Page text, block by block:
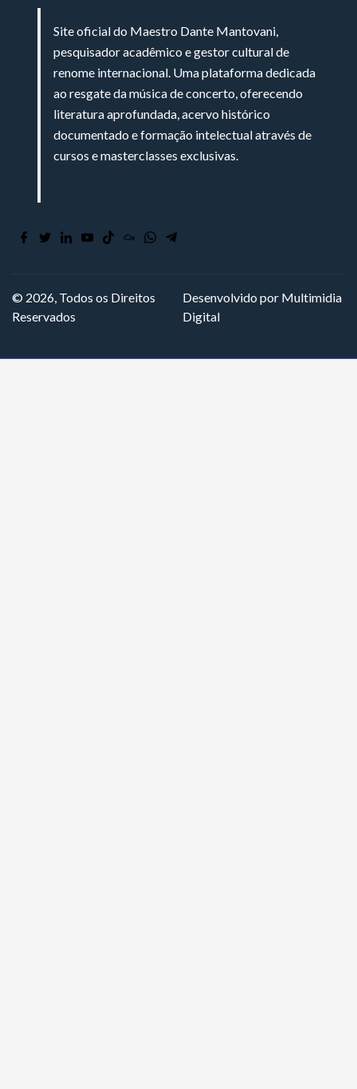
Site oficial do Maestro Dante Mantovani,
pesquisador acadêmico e gestor cultural de
renome internacional. Uma plataforma dedicada
ao resgate da música de concerto, oferecendo
literatura aprofundada, acervo histórico
documentado e formação intelectual através de
cursos e masterclasses exclusivas.
© 2026, Todos os Direitos
Reservados
Desenvolvido por Multimidia
Digital